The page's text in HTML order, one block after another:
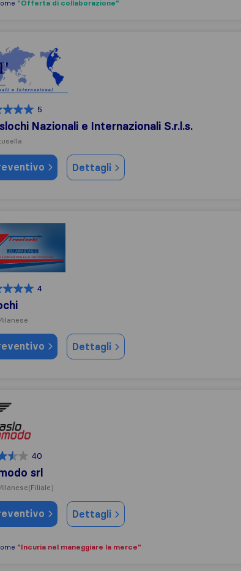
"Offerta di collaborazione"
Nazionali e Internazionali S.r.l.s.
5
Nazionali e Internazionali S.r.l.s.
Dettagli
4
Dettagli
srl
40
srl
(Filiale)
Dettagli
"Incuria nel maneggiare la merce"